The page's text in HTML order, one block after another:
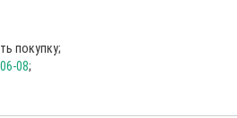
покупку;
08;